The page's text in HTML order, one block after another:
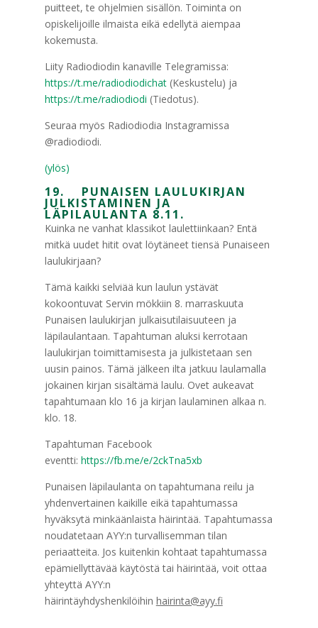
puitteet, te ohjelmien sisällön. Toiminta on
opiskelijoille ilmaista eikä edellytä aiempaa
kokemusta.
Liity Radiodiodin kanaville Telegramissa:
https://t.me/radiodiodichat(Keskustelu) ja
https://t.me/radiodiodi (Tiedotus).
Seuraa myös Radiodiodia Instagramissa
@radiodiodi.
(ylös)
19. PUNAISEN LAULUKIRJAN
JULKISTAMINEN JA
LÄPILAULANTA 8.11.
Kuinka ne vanhat klassikot laulettiinkaan? Entä
mitkä uudet hitit ovat löytäneet tiensä Punaiseen
laulukirjaan?
Tämä kaikki selviää kun laulun ystävät
kokoontuvat Servin mökkiin 8. marraskuuta
Punaisen laulukirjan julkaisutilaisuuteen ja
läpilaulantaan. Tapahtuman aluksi kerrotaan
laulukirjan toimittamisesta ja julkistetaan sen
uusin painos. Tämä jälkeen ilta jatkuu laulamalla
jokainen kirjan sisältämä laulu. Ovet aukeavat
tapahtumaan klo 16 ja kirjan laulaminen alkaa n.
klo. 18.
Tapahtuman Facebook
eventti: https://fb.me/e/2ckTna5xb
Punaisen läpilaulanta on tapahtumana reilu ja
yhdenvertainen kaikille eikä tapahtumassa
hyväksytä minkäänlaista häirintää. Tapahtumassa
noudatetaan AYY:n turvallisemman tilan
periaatteita. Jos kuitenkin kohtaat tapahtumassa
epämiellyttävää käytöstä tai häirintää, voit ottaa
yhteyttä AYY:n
häirintäyhdyshenkilöihin hairinta@ayy.fi